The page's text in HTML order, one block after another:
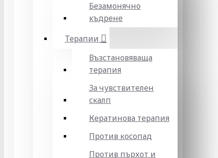
Безамонячно
къдрене
Терапии
Възстановяваща
терапия
За чувствителен
скалп
Кератинова терапия
Против косопад
Против пърхот и